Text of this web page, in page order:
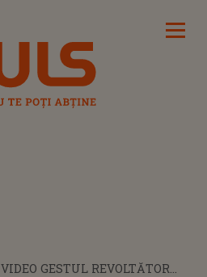
VIDEO GESTUL REVOLTĂTOR